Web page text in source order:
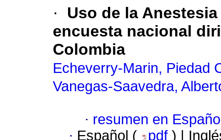
·
Uso de la
encuesta nacional
Colombia
Echeverry-Marin, Piedad
Vanegas-Saavedra,
· resumen en
· Español ( pdf ) |